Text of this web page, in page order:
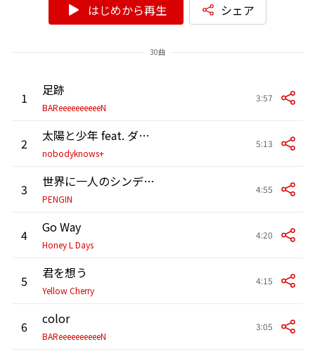
はじめから再生 シェア
30曲
1 足跡
BAReeeeeeeeeeN
3:57
2 太陽と少年 feat. ダンカン
nobodyknows+
5:13
3 世界に一人のシンデレラ feat. U
PENGIN
4:55
4 Go Way
Honey L Days
4:20
5 君を想う
Yellow Cherry
4:15
6 color
BAReeeeeeeeeeN
3:05